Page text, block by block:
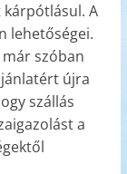
kárpótlásul. A
lehetőségei.
szóban
újra
szállás
a